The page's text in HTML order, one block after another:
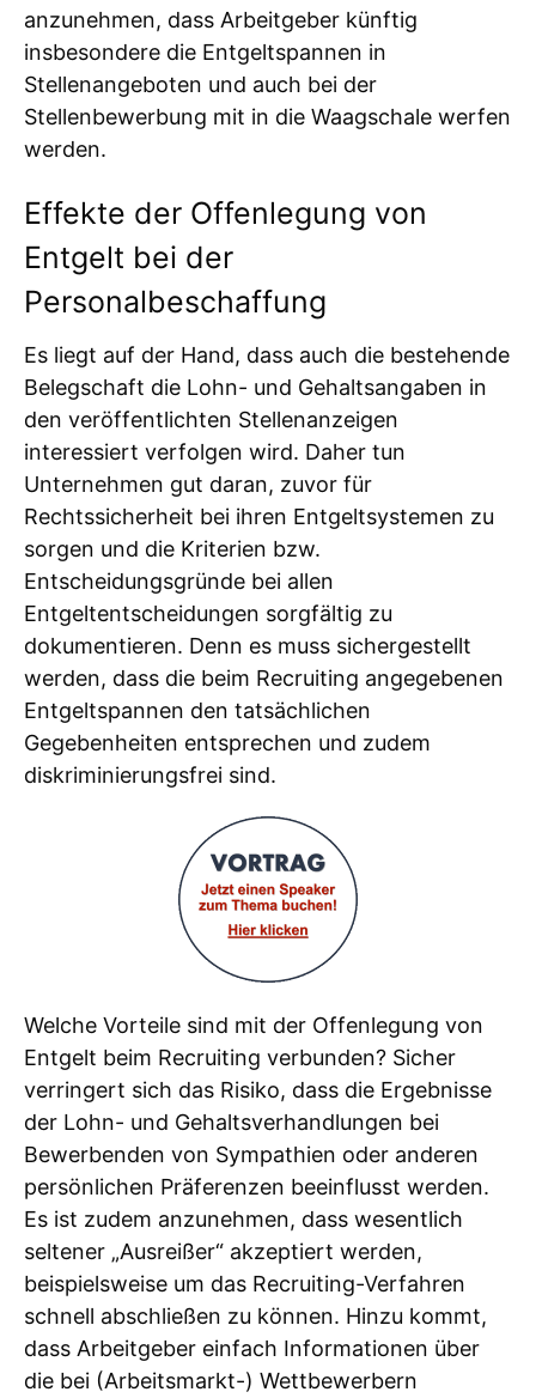
anzunehmen, dass Arbeitgeber künftig
insbesondere die Entgeltspannen in
Stellenangeboten und auch bei der
Stellenbewerbung mit in die Waagschale werfen
werden.
Effekte der Offenlegung von
Entgelt bei der
Personalbeschaffung
Es liegt auf der Hand, dass auch die bestehende
Belegschaft die Lohn- und Gehaltsangaben in
den veröffentlichten Stellenanzeigen
interessiert verfolgen wird. Daher tun
Unternehmen gut daran, zuvor für
Rechtssicherheit bei ihren Entgeltsystemen zu
sorgen und die Kriterien bzw.
Entscheidungsgründe bei allen
Entgeltentscheidungen sorgfältig zu
dokumentieren. Denn es muss sichergestellt
werden, dass die beim Recruiting angegebenen
Entgeltspannen den tatsächlichen
Gegebenheiten entsprechen und zudem
diskriminierungsfrei sind.
Welche Vorteile sind mit der Offenlegung von
Entgelt beim Recruiting verbunden? Sicher
verringert sich das Risiko, dass die Ergebnisse
der Lohn- und Gehaltsverhandlungen bei
Bewerbenden von Sympathien oder anderen
persönlichen Präferenzen beeinflusst werden.
Es ist zudem anzunehmen, dass wesentlich
seltener „Ausreißer“ akzeptiert werden,
beispielsweise um das Recruiting-Verfahren
schnell abschließen zu können. Hinzu kommt,
dass Arbeitgeber einfach Informationen über
die bei (Arbeitsmarkt-) Wettbewerbern